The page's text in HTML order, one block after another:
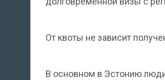
От квоты не зависит
В основном в Эстонию